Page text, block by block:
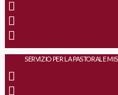
SERVIZIO PER LA PASTORALE